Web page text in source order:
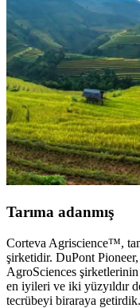
Tarıma adanmış
Corteva Agriscience™,
şirketidir. DuPont
AgroSciences
en iyileri ve iki yüzyıldır
tecrübeyi biraraya getirdik.